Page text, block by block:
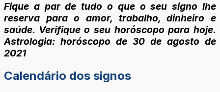
Fique a par de tudo o que o seu signo lhe
reserva para o amor, trabalho, dinheiro e
saúde. Verifique o seu horóscopo para hoje.
Astrologia: horóscopo de 30 de agosto de
2021
Calendário dos signos